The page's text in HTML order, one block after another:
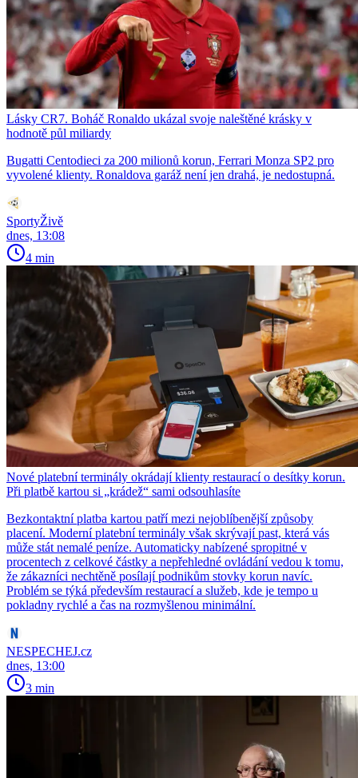
Lásky CR7. Boháč Ronaldo ukázal svoje naleštěné krásky v
hodnotě půl miliardy
Bugatti Centodieci za 200 milionů korun, Ferrari Monza SP2 pro
vyvolené klienty. Ronaldova garáž není jen drahá, je nedostupná.
SportyŽivě
dnes, 13:08
4 min
Nové platební terminály okrádají klienty restaurací o desítky korun.
Při platbě kartou si „krádež“ sami odsouhlasíte
Bezkontaktní platba kartou patří mezi nejoblíbenější způsoby
placení. Moderní platební terminály však skrývají past, která vás
může stát nemalé peníze. Automaticky nabízené spropitné v
procentech z celkové částky a nepřehledné ovládání vedou k tomu,
že zákazníci nechtěně posílají podnikům stovky korun navíc.
Problém se týká především restaurací a služeb, kde je tempo u
pokladny rychlé a čas na rozmyšlenou minimální.
NESPECHEJ.cz
dnes, 13:00
3 min